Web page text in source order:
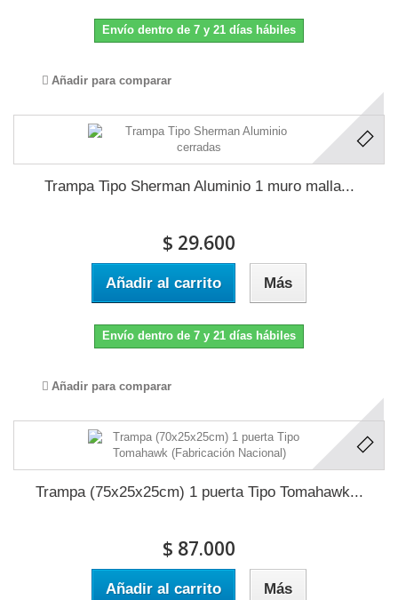
Envío dentro de 7 y 21 días hábiles
Añadir para comparar
Trampa Tipo Sherman Aluminio 1 muro malla...
$ 29.600
Añadir al carrito Más
Envío dentro de 7 y 21 días hábiles
Añadir para comparar
Trampa (75x25x25cm) 1 puerta Tipo Tomahawk...
$ 87.000
Añadir al carrito Más